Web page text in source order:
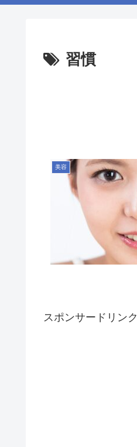
習慣
美容
スポンサードリンク